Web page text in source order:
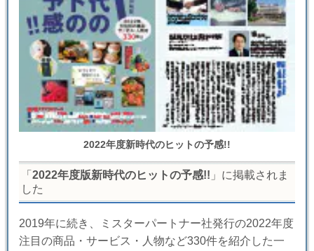
2022年度新時代のヒットの予感!!
「 2022年度版新時代のヒットの予感!! 」に掲載されま
した
2019年に続き、ミスターパートナー社発行の2022年度
注目の商品・サービス・人物など330件を紹介した一